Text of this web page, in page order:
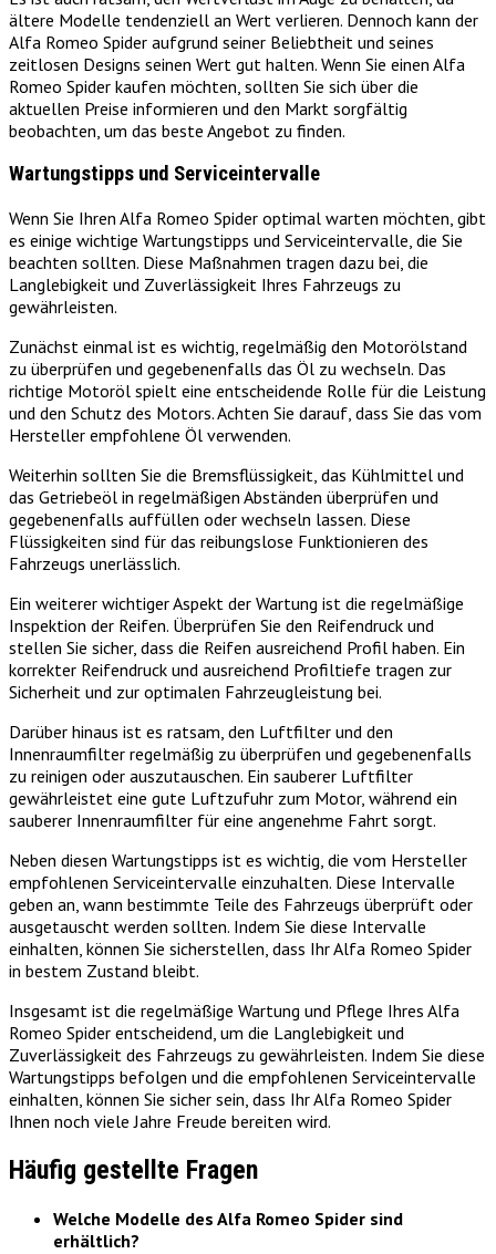
ältere Modelle tendenziell an Wert verlieren. Dennoch kann der
Alfa Romeo Spider aufgrund seiner Beliebtheit und seines
zeitlosen Designs seinen Wert gut halten. Wenn Sie einen Alfa
Romeo Spider kaufen möchten, sollten Sie sich über die
aktuellen Preise informieren und den Markt sorgfältig
beobachten, um das beste Angebot zu finden.
Wartungstipps und Serviceintervalle
Wenn Sie Ihren Alfa Romeo Spider optimal warten möchten, gibt
es einige wichtige Wartungstipps und Serviceintervalle, die Sie
beachten sollten. Diese Maßnahmen tragen dazu bei, die
Langlebigkeit und Zuverlässigkeit Ihres Fahrzeugs zu
gewährleisten.
Zunächst einmal ist es wichtig, regelmäßig den Motorölstand
zu überprüfen und gegebenenfalls das Öl zu wechseln. Das
richtige Motoröl spielt eine entscheidende Rolle für die Leistung
und den Schutz des Motors. Achten Sie darauf, dass Sie das vom
Hersteller empfohlene Öl verwenden.
Weiterhin sollten Sie die Bremsflüssigkeit, das Kühlmittel und
das Getriebeöl in regelmäßigen Abständen überprüfen und
gegebenenfalls auffüllen oder wechseln lassen. Diese
Flüssigkeiten sind für das reibungslose Funktionieren des
Fahrzeugs unerlässlich.
Ein weiterer wichtiger Aspekt der Wartung ist die regelmäßige
Inspektion der Reifen. Überprüfen Sie den Reifendruck und
stellen Sie sicher, dass die Reifen ausreichend Profil haben. Ein
korrekter Reifendruck und ausreichend Profiltiefe tragen zur
Sicherheit und zur optimalen Fahrzeugleistung bei.
Darüber hinaus ist es ratsam, den Luftfilter und den
Innenraumfilter regelmäßig zu überprüfen und gegebenenfalls
zu reinigen oder auszutauschen. Ein sauberer Luftfilter
gewährleistet eine gute Luftzufuhr zum Motor, während ein
sauberer Innenraumfilter für eine angenehme Fahrt sorgt.
Neben diesen Wartungstipps ist es wichtig, die vom Hersteller
empfohlenen Serviceintervalle einzuhalten. Diese Intervalle
geben an, wann bestimmte Teile des Fahrzeugs überprüft oder
ausgetauscht werden sollten. Indem Sie diese Intervalle
einhalten, können Sie sicherstellen, dass Ihr Alfa Romeo Spider
in bestem Zustand bleibt.
Insgesamt ist die regelmäßige Wartung und Pflege Ihres Alfa
Romeo Spider entscheidend, um die Langlebigkeit und
Zuverlässigkeit des Fahrzeugs zu gewährleisten. Indem Sie diese
Wartungstipps befolgen und die empfohlenen Serviceintervalle
einhalten, können Sie sicher sein, dass Ihr Alfa Romeo Spider
Ihnen noch viele Jahre Freude bereiten wird.
Häufig gestellte Fragen
Welche Modelle des Alfa Romeo Spider sind
erhältlich?